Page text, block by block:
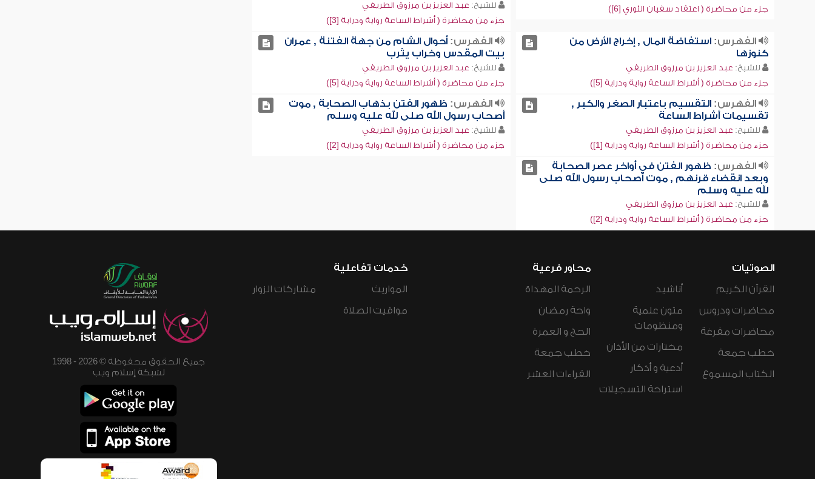
جزء من محاضرة ( اعتقاد سفيان الثوري [6])
للشيخ: عبد العزيز بن مرزوق الطريفي
جزء من محاضرة ( أشراط الساعة رواية ودراية [3])
الفهرس:استفاضة المال , إخراج الأرض من
كنوزها
للشيخ: عبد العزيز بن مرزوق الطريفي
جزء من محاضرة ( أشراط الساعة رواية ودراية [5])
الفهرس: أحوال الشام من جهة الفتنة , عمران
بيت المقدس وخراب يثرب
للشيخ: عبد العزيز بن مرزوق الطريفي
جزء من محاضرة ( أشراط الساعة رواية ودراية [5])
الفهرس:التقسيم باعتبار الصغر والكبر ,
تقسيمات أشراط الساعة
للشيخ: عبد العزيز بن مرزوق الطريفي
جزء من محاضرة ( أشراط الساعة رواية ودراية [1])
الفهرس: ظهور الفتن بذهاب الصحابة , موت
أصحاب رسول الله صلى لله عليه وسلم
للشيخ: عبد العزيز بن مرزوق الطريفي
جزء من محاضرة ( أشراط الساعة رواية ودراية [2])
الفهرس: ظهور الفتن في أواخر عصر الصحابة
وبعد انقضاء قرنهم , موت أصحاب رسول الله صلى
لله عليه وسلم
للشيخ: عبد العزيز بن مرزوق الطريفي
جزء من محاضرة ( أشراط الساعة رواية ودراية [2])
الصوتيات
القرآن الكريم
محاضرات ودروس
محاضرات مفرغة
خطب جمعة
الكتاب المسموع
أناشيد
متون علمية
ومنظومات
مختارات من الأذان
أدعية و أذكار
استراحة التسجيلات
محاور فرعية
الرحمة المهداة
واحة رمضان
الحج و العمرة
خطب جمعة
القراءات العشر
خدمات تفاعلية
المواريث
مواقيت الصلاة
مشاركات الزوار
جميع الحقوق محفوظة © 2026 - 1998
لشبكة إسلام ويب